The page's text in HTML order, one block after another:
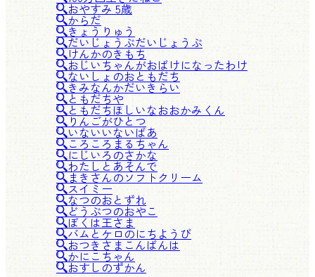
おやすみ 5歳
からだ
きょうりゅう
だいじょうぶだいじょうぶ
けんかのきもち
おじいちゃんがおばけになったわけ
ないしょのおともだち
きみなんかだいきらい
ともだちや
ともだちほしいなおおかみくん
りんごがひとつ
いないいないばあ
ころころまるちゃん
にじいろのさかな
わたしとあそんで
まきさんのソフトクリーム
スイミー
なつのおとずれ
どうぶつのおやこ
ぼくは王さま
バムとケロのにちようび
おつきさまこんばんは
かにこちゃん
おすしのずかん